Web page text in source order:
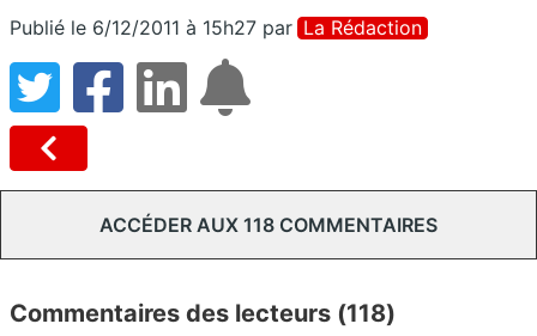
Publié le 6/12/2011 à 15h27 par La Rédaction
ACCÉDER AUX 118 COMMENTAIRES
Commentaires des lecteurs (118)